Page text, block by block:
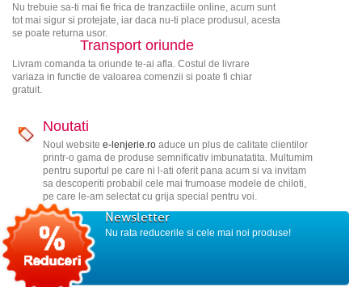
Nu trebuie sa-ti mai fie frica de tranzactiile online, acum sunt
tot mai sigur si protejate, iar daca nu-ti place produsul, acesta
se poate returna usor.
Transport oriunde
Livram comanda ta oriunde te-ai afla. Costul de livrare
variaza in functie de valoarea comenzii si poate fi chiar
gratuit.
Noutati
Noul website e-lenjerie.roaduce un plus de calitate clientilor
printr-o gama de produse semnificativ imbunatatita. Multumim
pentru suportul pe care ni l-ati oferit pana acum si va invitam
sa descoperiti probabil cele mai frumoase modele de chiloti,
pe care le-am selectat cu grija special pentru voi.
Newsletter
Nu rata reducerile si cele mai noi produse!